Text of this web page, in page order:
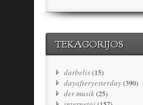
TEKAGORIJOS
darbelis(15)
dayafteryesterday(390)
der musik(25)